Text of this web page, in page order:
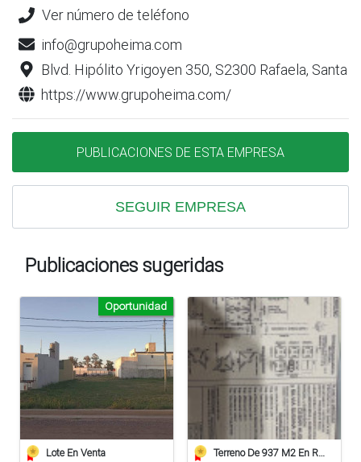
Ver número de teléfono
info@grupoheima.com
Blvd. Hipólito Yrigoyen 350, S2300 Rafaela, Santa
https://www.grupoheima.com/
PUBLICACIONES DE ESTA EMPRESA
SEGUIR EMPRESA
Publicaciones sugeridas
Lote En Venta
Oportunidad
Terreno De 937 M2 En Roca